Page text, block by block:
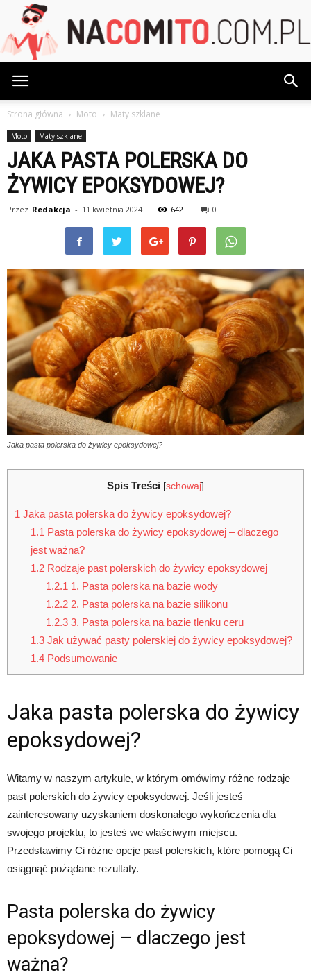
Strona główna Moto Maty szklane
Moto Maty szklane
JAKA PASTA POLERSKA DO
ŻYWICY EPOKSYDOWEJ?
Przez Redakcja - 11 kwietnia 2024 642 0
Jaka pasta polerska do żywicy epoksydowej?
Spis Treści [schowaj]
1 Jaka pasta polerska do żywicy epoksydowej?
1.1 Pasta polerska do żywicy epoksydowej – dlaczego
jest ważna?
1.2Rodzaje past polerskich do żywicy epoksydowej
1.2.1 1. Pasta polerska na bazie wody
1.2.2 2. Pasta polerska na bazie silikonu
1.2.3 3. Pasta polerska na bazie tlenku ceru
1.3Jak używać pasty polerskiej do żywicy epoksydowej?
1.4Podsumowanie
Jaka pasta polerska do żywicy
epoksydowej?
Witamy w naszym artykule, w którym omówimy różne rodzaje
past polerskich do żywicy epoksydowej. Jeśli jesteś
zainteresowany uzyskaniem doskonałego wykończenia dla
swojego projektu, to jesteś we właściwym miejscu.
Przedstawimy Ci różne opcje past polerskich, które pomogą Ci
osiągnąć pożądane rezultaty.
Pasta polerska do żywicy
epoksydowej – dlaczego jest
ważna?